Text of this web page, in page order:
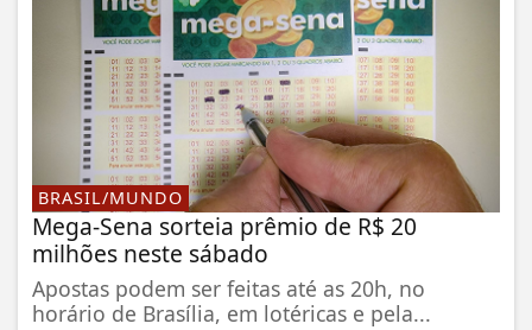
BRASIL/MUNDO
Mega-Sena sorteia prêmio de R$ 20
milhões neste sábado
Apostas podem ser feitas até as 20h, no
horário de Brasília, em lotéricas e pela...